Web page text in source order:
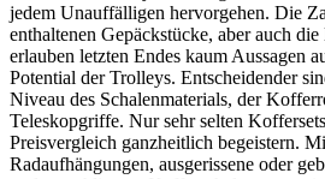
jedem Unauffälligen hervorgehen. Die
enthaltenen Gepäckstücke, aber auch
erlauben letzten Endes kaum Aussagen
Potential der Trolleys. Entscheidender
Niveau des Schalenmaterials, der
Teleskopgriffe. Nur sehr selten
Preisvergleich ganzheitlich begeistern.
Radaufhängungen, ausgerissene oder